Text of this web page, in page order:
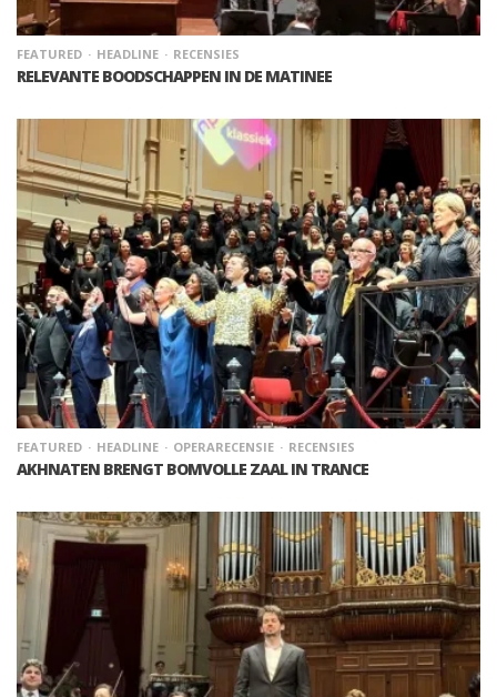
FEATURED HEADLINE RECENSIES
RELEVANTE BOODSCHAPPEN IN DE MATINEE
FEATURED HEADLINE OPERARECENSIE RECENSIES
AKHNATEN BRENGT BOMVOLLE ZAAL IN TRANCE